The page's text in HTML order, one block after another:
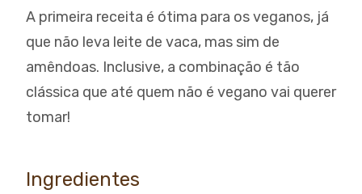
A primeira receita é ótima para os veganos, já
que não leva leite de vaca, mas sim de
amêndoas. Inclusive, a combinação é tão
clássica que até quem não é vegano vai querer
tomar!
Ingredientes